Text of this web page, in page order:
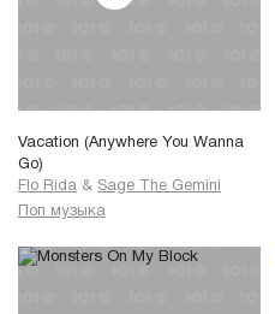
Vacation (Anywhere You Wanna
Go)
Flo Rida & Sage The Gemini
Поп музыка